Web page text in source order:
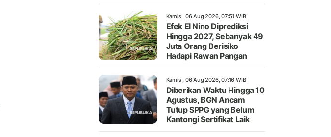
Kamis , 06 Aug 2026, 07:51 WIB
Efek El Nino Diprediksi
Hingga 2027, Sebanyak 49
Juta Orang Berisiko
Hadapi Rawan Pangan
Kamis , 06 Aug 2026, 07:16 WIB
Diberikan Waktu Hingga 10
Agustus, BGN Ancam
Tutup SPPG yang Belum
Kantongi Sertifikat Laik